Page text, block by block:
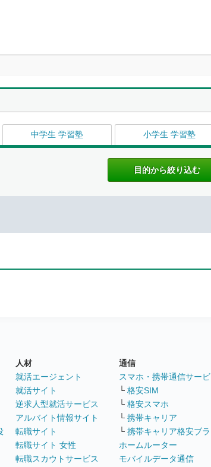
中学生 学習塾 小学生 学習塾
人材
就活エージェント
就活サイト
逆求人型就活サービス
アルバイト情報サイト
転職サイト
転職サイト 女性
転職スカウトサービス
通信
スマホ・携帯通信サービ
└ 格安SIM
└ 格安スマホ
└ 携帯キャリア
└ 携帯キャリア格安ブ
ホームルーター
モバイルデータ通信